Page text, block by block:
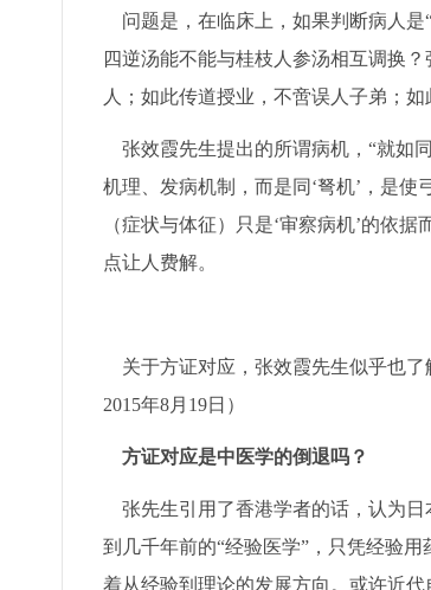
问题是，在临床上，如果判断病人是
四逆汤能不能与桂枝人参汤相互调换
人；如此传道授业，不啻误人子弟；
张效霞先生提出的所谓病机，“就如
机理、发病机制，而是同‘弩机’，是
（症状与体征）只是‘审察病机’的依
点让人费解。
关于方证对应，张效霞先生似乎也了
2015年8月19日）
方证对应是中医学的倒退吗？
张先生引用了香港学者的话，认为日
到几千年前的“经验医学”，只凭经验
着从经验到理论的发展方向。或许近